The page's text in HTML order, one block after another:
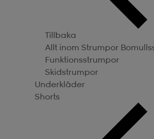
Tillbaka
Allt inom Strumpor
Funktionsstrumpor
Skidstrumpor
Underkläder
Shorts